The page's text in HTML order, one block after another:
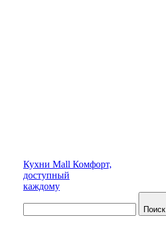
Кухни Mall Комфорт,
доступный
каждому
Поиск